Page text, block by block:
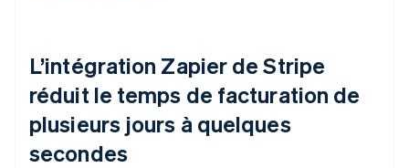
L’intégration Zapier de Stripe
réduit le temps de facturation de
plusieurs jours à quelques
secondes